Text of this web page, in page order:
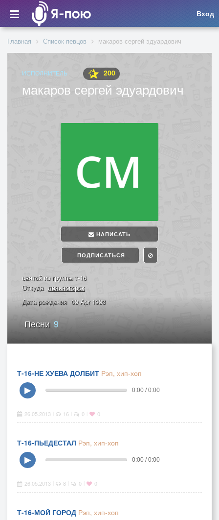
Вход
Главная Список певцов макаров сергей эдуардович
ИСПОЛНИТЕЛЬ 200
макаров сергей эдуардович
НАПИСАТЬ
ПОДПИСАТЬСЯ
святой из группы т-16
Откуда лениногорск
Дата рождения 09 Apr 1993
Песни 9
Т-16-НЕ ХУЕВА ДОЛБИТ Рэп, хип-хоп
▶
0:00 / 0:00
26.05.2013 16 0 0
Т-16-ПЬЕДЕСТАЛ Рэп, хип-хоп
▶
0:00 / 0:00
26.05.2013 8 0 0
Т-16-МОЙ ГОРОД Рэп, хип-хоп